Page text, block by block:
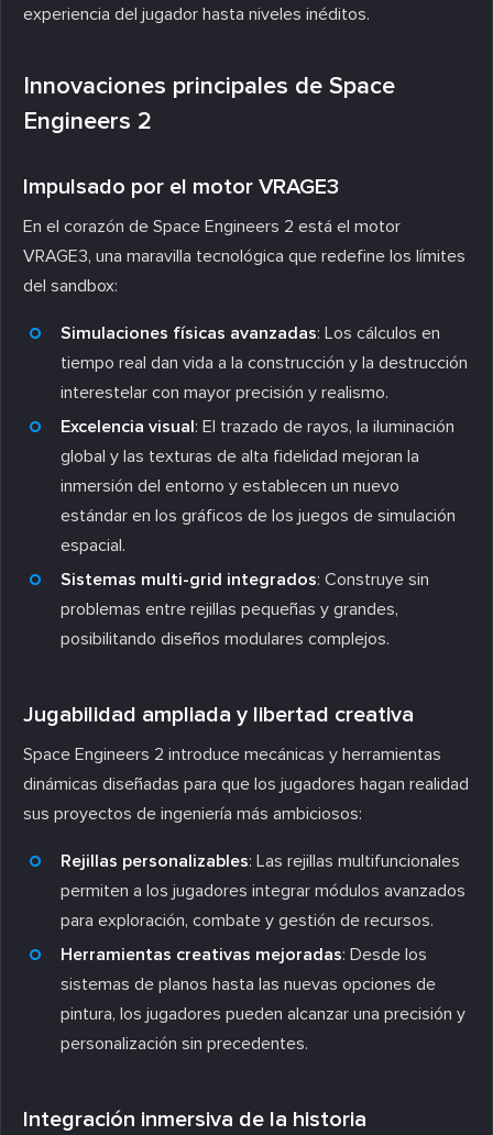
experiencia del jugador hasta niveles inéditos.
Innovaciones principales de Space
Engineers 2
Impulsado por el motor VRAGE3
En el corazón de Space Engineers 2 está el motor
VRAGE3, una maravilla tecnológica que redefine los límites
del sandbox:
Simulaciones físicas avanzadas: Los cálculos en
tiempo real dan vida a la construcción y la destrucción
interestelar con mayor precisión y realismo.
Excelencia visual: El trazado de rayos, la iluminación
global y las texturas de alta fidelidad mejoran la
inmersión del entorno y establecen un nuevo
estándar en los gráficos de los juegos de simulación
espacial.
Sistemas multi-grid integrados: Construye sin
problemas entre rejillas pequeñas y grandes,
posibilitando diseños modulares complejos.
Jugabilidad ampliada y libertad creativa
Space Engineers 2 introduce mecánicas y herramientas
dinámicas diseñadas para que los jugadores hagan realidad
sus proyectos de ingeniería más ambiciosos:
Rejillas personalizables: Las rejillas multifuncionales
permiten a los jugadores integrar módulos avanzados
para exploración, combate y gestión de recursos.
Herramientas creativas mejoradas: Desde los
sistemas de planos hasta las nuevas opciones de
pintura, los jugadores pueden alcanzar una precisión y
personalización sin precedentes.
Integración inmersiva de la historia